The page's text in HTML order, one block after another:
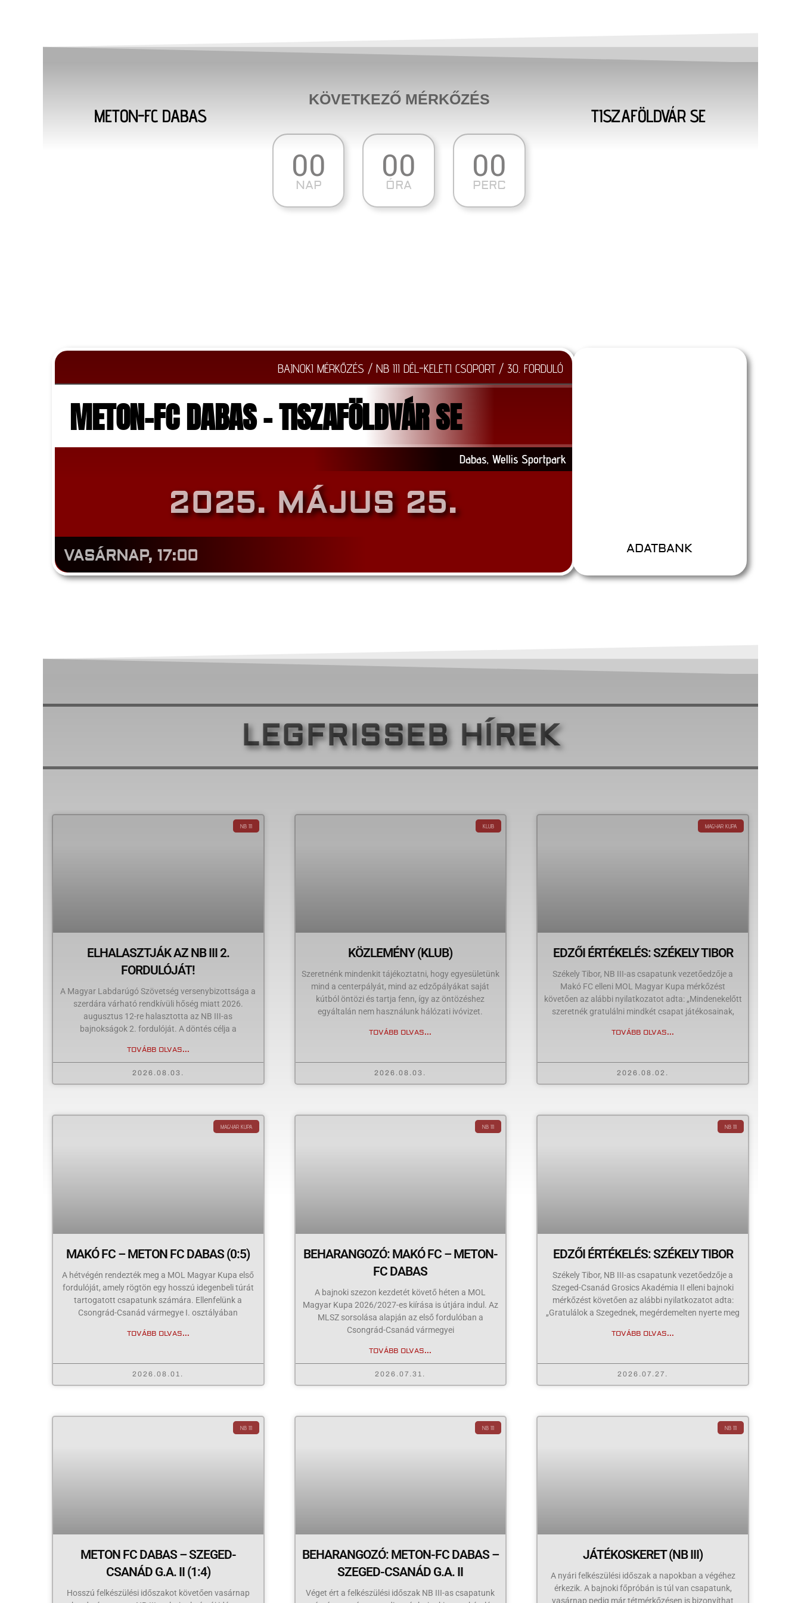
METON-FC DABAS
KÖVETKEZŐ MÉRKŐZÉS
00
NAP
00
ÓRA
00
PERC
TISZAFÖLDVÁR SE
BAJNOKI MÉRKŐZÉS / NB III DÉL-KELETI CSOPORT / 30. FORDULÓ
METON-FC DABAS - TISZAFÖLDVÁR SE
Dabas, Wellis Sportpark
2025. MÁJUS 25.
VASÁRNAP, 17:00 ADATBANK
LEGFRISSEB HÍREK
NB III
ELHALASZTJÁK AZ NB III 2.
FORDULÓJÁT!
A Magyar Labdarúgó Szövetség versenybizottsága a
szerdára várható rendkívüli hőség miatt 2026.
augusztus 12-re halasztotta az NB III-as
bajnokságok 2. fordulóját. A döntés célja a
TOVÁBB OLVAS...
2026.08.03.
KLUB
KÖZLEMÉNY (KLUB)
Szeretnénk mindenkit tájékoztatni, hogy egyesületünk
mind a centerpályát, mind az edzőpályákat saját
kútból öntözi és tartja fenn, így az öntözéshez
egyáltalán nem használunk hálózati ivóvizet.
TOVÁBB OLVAS...
2026.08.03.
MAGYAR KUPA
EDZŐI ÉRTÉKELÉS: SZÉKELY TIBOR
Székely Tibor, NB III-as csapatunk vezetőedzője a
Makó FC elleni MOL Magyar Kupa mérkőzést
követően az alábbi nyilatkozatot adta: „Mindenekelőtt
szeretnék gratulálni mindkét csapat játékosainak,
TOVÁBB OLVAS...
2026.08.02.
MAGYAR KUPA
MAKÓ FC – METON FC DABAS (0:5)
A hétvégén rendezték meg a MOL Magyar Kupa első
fordulóját, amely rögtön egy hosszú idegenbeli túrát
tartogatott csapatunk számára. Ellenfelünk a
Csongrád-Csanád vármegye I. osztályában
TOVÁBB OLVAS...
2026.08.01.
NB III
BEHARANGOZÓ: MAKÓ FC – METON-
FC DABAS
A bajnoki szezon kezdetét követő héten a MOL
Magyar Kupa 2026/2027-es kiírása is útjára indul. Az
MLSZ sorsolása alapján az első fordulóban a
Csongrád-Csanád vármegyei
TOVÁBB OLVAS...
2026.07.31.
NB III
EDZŐI ÉRTÉKELÉS: SZÉKELY TIBOR
Székely Tibor, NB III-as csapatunk vezetőedzője a
Szeged-Csanád Grosics Akadémia II elleni bajnoki
mérkőzést követően az alábbi nyilatkozatot adta:
„Gratulálok a Szegednek, megérdemelten nyerte meg
TOVÁBB OLVAS...
2026.07.27.
NB III
METON FC DABAS – SZEGED-
CSANÁD G.A. II (1:4)
Hosszú felkészülési időszakot követően vasárnap
NB III
BEHARANGOZÓ: METON-FC DABAS –
SZEGED-CSANÁD G.A. II
Véget ért a felkészülési időszak NB III-as csapatunk
NB III
JÁTÉKOSKERET (NB III)
A nyári felkészülési időszak a napokban a végéhez
érkezik. A bajnoki főpróbán is túl van csapatunk,
vasárnap pedig már tétmérkőzésen is bizonyíthat